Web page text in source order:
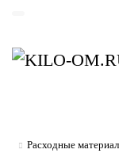
Расходные